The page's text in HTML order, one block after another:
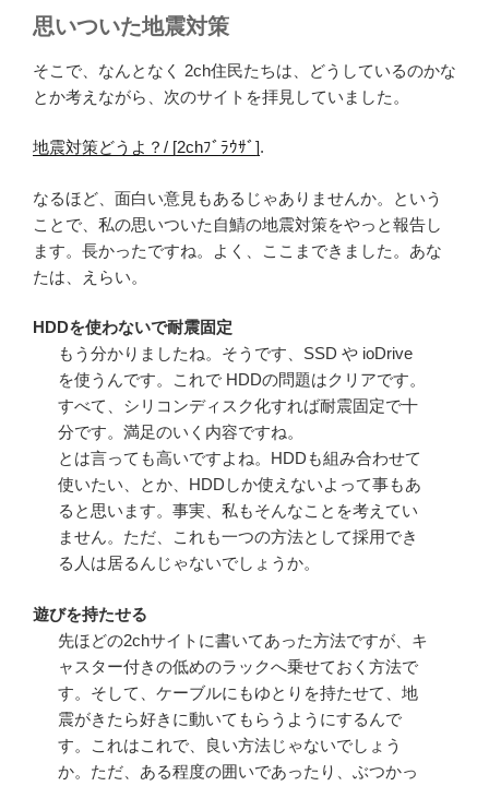
思いついた地震対策
そこで、なんとなく 2ch住民たちは、どうしているのかな
とか考えながら、次のサイトを拝見していました。
地震対策どうよ？/ [2chﾌﾞﾗｳｻﾞ].
なるほど、面白い意見もあるじゃありませんか。という
ことで、私の思いついた自鯖の地震対策をやっと報告し
ます。長かったですね。よく、ここまできました。あな
たは、えらい。
HDDを使わないで耐震固定
もう分かりましたね。そうです、SSD や ioDrive
を使うんです。これで HDDの問題はクリアです。
すべて、シリコンディスク化すれば耐震固定で十
分です。満足のいく内容ですね。
とは言っても高いですよね。HDDも組み合わせて
使いたい、とか、HDDしか使えないよって事もあ
ると思います。事実、私もそんなことを考えてい
ません。ただ、これも一つの方法として採用でき
る人は居るんじゃないでしょうか。
遊びを持たせる
先ほどの2chサイトに書いてあった方法ですが、キ
ャスター付きの低めのラックへ乗せておく方法で
す。そして、ケーブルにもゆとりを持たせて、地
震がきたら好きに動いてもらうようにするんで
す。これはこれで、良い方法じゃないでしょう
か。ただ、ある程度の囲いであったり、ぶつかっ